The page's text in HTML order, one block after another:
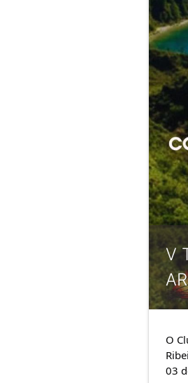
V
O
03